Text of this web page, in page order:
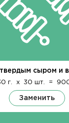
сыром и
г. x 30 шт. =
Заменить